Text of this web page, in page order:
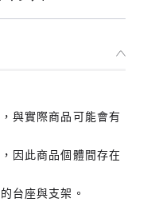
與實際商品可能會有
因此商品個體間存在
台座與支架。